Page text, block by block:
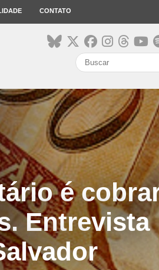
CONTATO
é
Entrevista